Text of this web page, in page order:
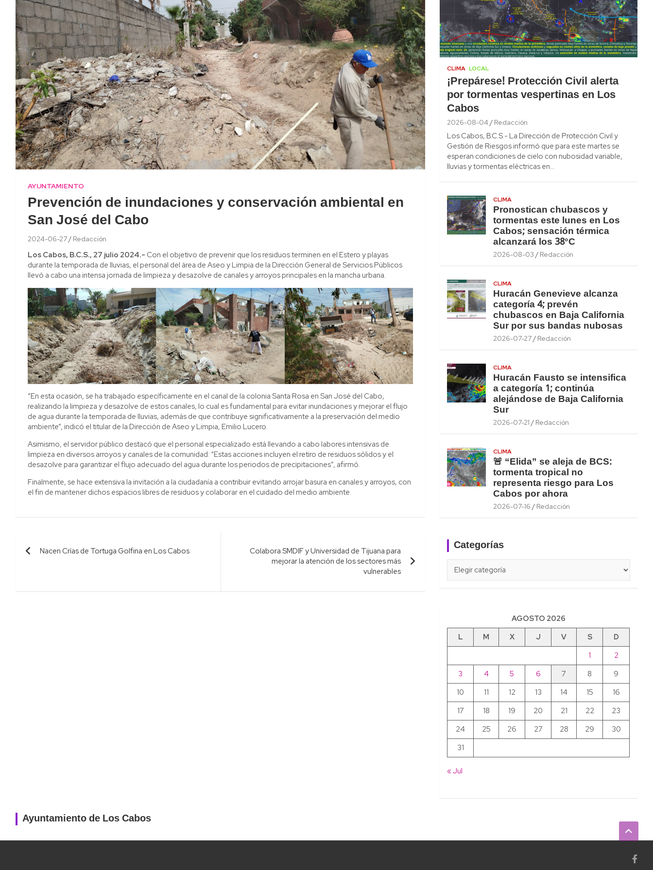
AYUNTAMIENTO
Prevención de inundaciones y conservación ambiental en
San José del Cabo
2024-06-27 Redacción
Los Cabos, B.C.S., 27 julio 2024.- Con el objetivo de prevenir que los residuos terminen en el Estero y playas
durante la temporada de lluvias, el personal del área de Aseo y Limpia de la Dirección General de Servicios Públicos
llevó a cabo una intensa jornada de limpieza y desazolve de canales y arroyos principales en la mancha urbana.
“En esta ocasión, se ha trabajado específicamente en el canal de la colonia Santa Rosa en San José del Cabo,
realizando la limpieza y desazolve de estos canales, lo cual es fundamental para evitar inundaciones y mejorar el flujo
de agua durante la temporada de lluvias, además de que contribuye significativamente a la preservación del medio
ambiente”, indicó el titular de la Dirección de Aseo y Limpia, Emilio Lucero.
Asimismo, el servidor público destacó que el personal especializado está llevando a cabo labores intensivas de
limpieza en diversos arroyos y canales de la comunidad: “Estas acciones incluyen el retiro de residuos sólidos y el
desazolve para garantizar el flujo adecuado del agua durante los periodos de precipitaciones”, afirmó.
Finalmente, se hace extensiva la invitación a la ciudadanía a contribuir evitando arrojar basura en canales y arroyos, con
el fin de mantener dichos espacios libres de residuos y colaborar en el cuidado del medio ambiente.
Navegación
de Nacen Crías de Tortuga Golfina en Los Cabos
Colabora SMDIF y Universidad de Tijuana para
mejorar la atención de los sectores más
vulnerables
CLIMA LOCAL
¡Prepárese! Protección Civil alerta
por tormentas vespertinas en Los
Cabos
2026-08-04 Redacción
Los Cabos, B.C.S.- La Dirección de Protección Civil y
Gestión de Riesgos informó que para este martes se
esperan condiciones de cielo con nubosidad variable,
lluvias y tormentas eléctricas en…
CLIMA
Pronostican chubascos y
tormentas este lunes en Los
Cabos; sensación térmica
alcanzará los 38°C
2026-08-03 Redacción
CLIMA
Huracán Genevieve alcanza
categoría 4; prevén
chubascos en Baja California
Sur por sus bandas nubosas
2026-07-27 Redacción
CLIMA
Huracán Fausto se intensifica
a categoría 1; continúa
alejándose de Baja California
Sur
2026-07-21 Redacción
CLIMA
🚨 “Elida” se aleja de BCS:
tormenta tropical no
representa riesgo para Los
Cabos por ahora
2026-07-16 Redacción
Categorías
AGOSTO 2026
L
M X J V S
D
1
2
3
4 5 6 7 8
9
10
11 12 13 14 15
16
17
18 19 20 21 22
23
24
25 26 27 28 29
30
31
« Jul
Ayuntamiento de Los Cabos